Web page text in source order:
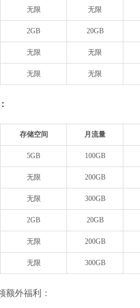
无限 无限
2GB 20GB
无限 无限
无限 无限
存储空间 月流量
5GB 100GB
无限 200GB
无限 300GB
2GB 20GB
无限 200GB
无限 300GB
额外福利：